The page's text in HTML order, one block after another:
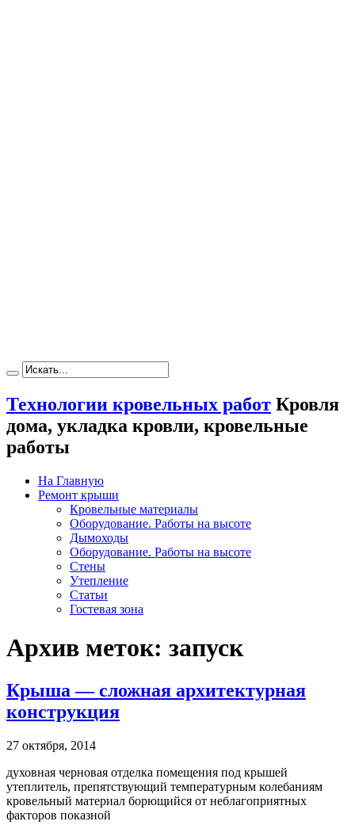
Технологии кровельных работ Кровля
дома, укладка кровли, кровельные
работы
На Главную
Ремонт крыши
Кровельные материалы
Оборудование. Работы на высоте
Дымоходы
Оборудование. Работы на высоте
Стены
Утепление
Статьи
Гостевая зона
Архив меток: запуск
Крыша — сложная архитектурная
конструкция
27 октября, 2014
духовная черновая отделка помещения под крышей
утеплитель, препятствующий температурным колебаниям
кровельный материал борющийся от неблагоприятных
факторов показной